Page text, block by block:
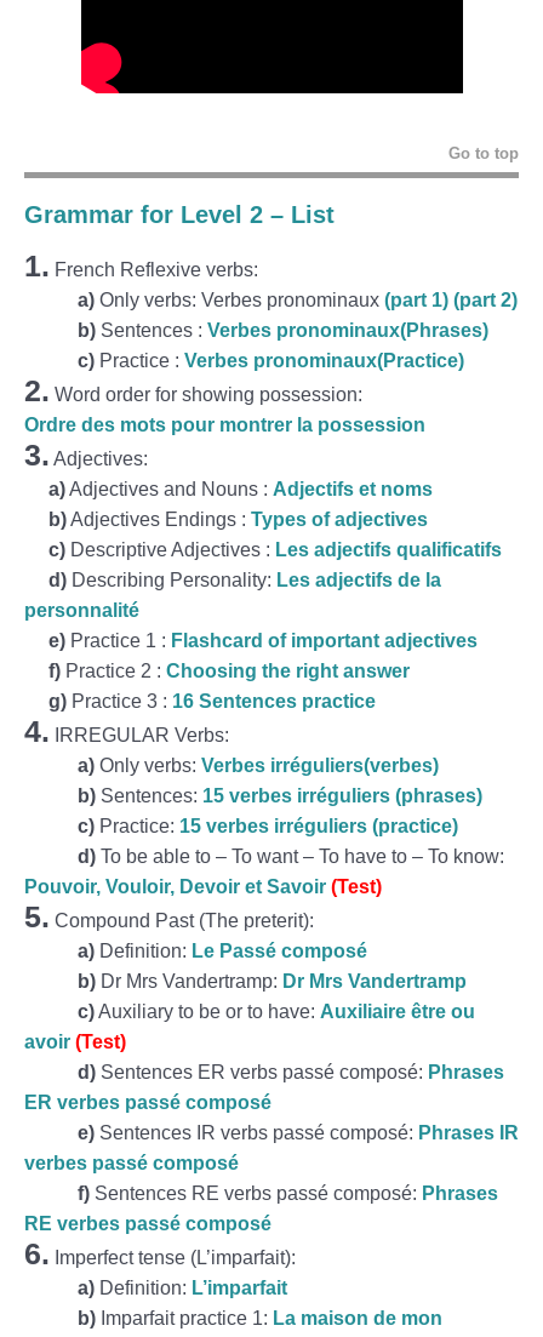
Go to top
Grammar for Level 2 – List
1. French Reflexive verbs:
a) Only verbs: Verbes pronominaux (part 1) (part 2)
b) Sentences : Verbes pronominaux(Phrases)
c) Practice : Verbes pronominaux(Practice)
2. Word order for showing possession:
Ordre des mots pour montrer la possession
3. Adjectives:
a)Adjectives and Nouns : Adjectifs et noms
b)Adjectives Endings : Types of adjectives
c) Descriptive Adjectives : Les adjectifs qualificatifs
d) Describing Personality: Les adjectifs de la
personnalité
e) Practice 1 : Flashcard of important adjectives
f) Practice 2 : Choosing the right answer
g) Practice 3 : 16 Sentences practice
4. IRREGULAR Verbs:
a) Only verbs: Verbes irréguliers(verbes)
b) Sentences: 15 verbes irréguliers (phrases)
c) Practice: 15 verbes irréguliers (practice)
d) To be able to – To want – To have to – To know:
Pouvoir, Vouloir, Devoir et Savoir (Test)
5. Compound Past (The preterit):
a) Definition: Le Passé composé
b) Dr Mrs Vandertramp: Dr Mrs Vandertramp
c)Auxiliary to be or to have: Auxiliaire être ou
avoir (Test)
d) Sentences ER verbs passé composé: Phrases
ER verbes passé composé
e) Sentences IR verbs passé composé: Phrases IR
verbes passé composé
f) Sentences RE verbs passé composé: Phrases
RE verbes passé composé
6. Imperfect tense (L’imparfait):
a) Definition: L’imparfait
b) Imparfait practice 1: La maison de mon